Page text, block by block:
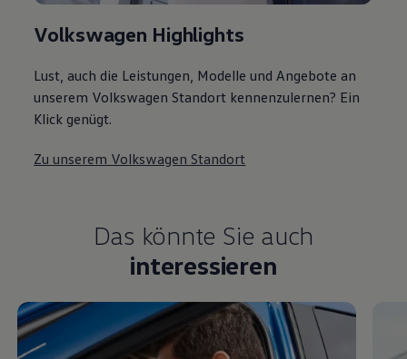
Volkswagen Highlights
Lust, auch die Leistungen, Modelle und Angebote an
unserem Volkswagen Standort kennenzulernen? Ein
Klick genügt.
Zu unserem Volkswagen Standort
Das könnte Sie auch
interessieren